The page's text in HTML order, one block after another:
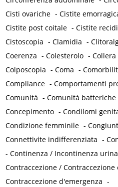
Cisti ovariche -Cistite
Cistite post coitale -Cistite
Cistoscopia -Clamidia -
Coerenza -Colesterolo -
Colposcopia -Coma -
Compliance -Comportamenti
Comunità -Comunità
Concepimento -Condilomi
Condizione femminile -
Connettivite indifferenziata -
-Continenza / Incontinenza
Contraccezione / Contraccezione
Contraccezione d'emergenza -